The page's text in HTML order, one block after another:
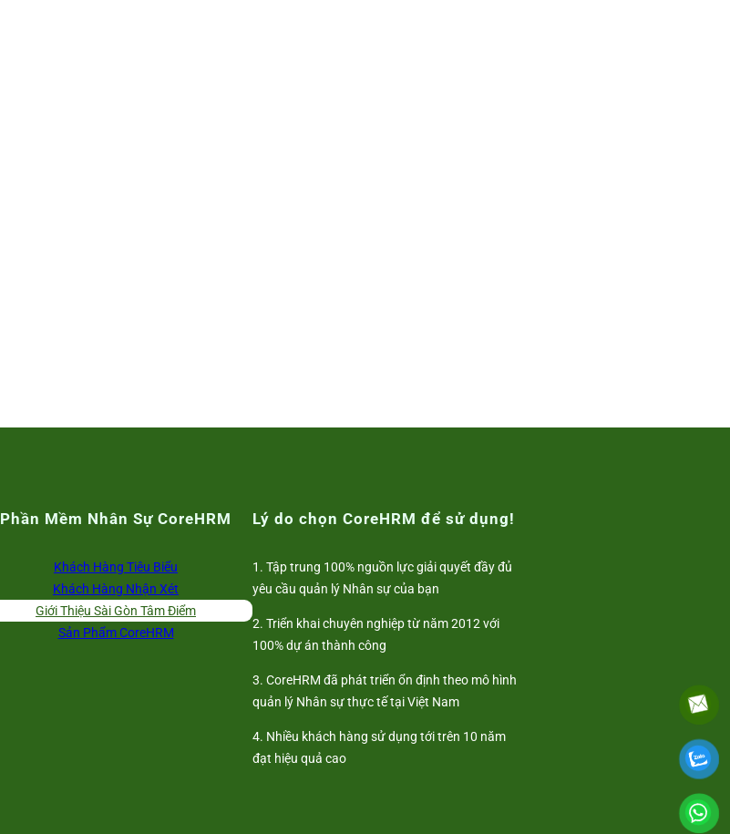
Phần Mềm Nhân Sự CoreHRM
Khách Hàng Tiêu Biểu
Khách Hàng Nhận Xét
Giới Thiệu Sài Gòn Tâm Điểm
Sản Phẩm CoreHRM
Lý do chọn CoreHRM để sử dụng!
1. Tập trung 100% nguồn lực giải quyết đầy đủ
yêu cầu quản lý Nhân sự của bạn
2. Triển khai chuyên nghiệp từ năm 2012 với
100% dự án thành công
3. CoreHRM đã phát triển ổn định theo mô hình
quản lý Nhân sự thực tế tại Việt Nam
4. Nhiều khách hàng sử dụng tới trên 10 năm
đạt hiệu quả cao